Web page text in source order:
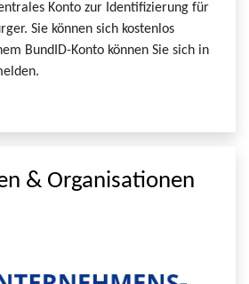
Konto zur Identifizierung für
Sie können sich kostenlos
BundID-Konto können Sie sich in
& Organisationen